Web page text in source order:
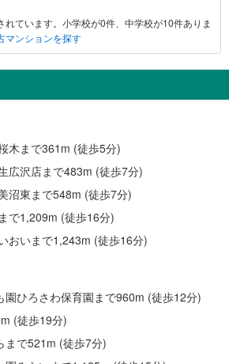
れています。小学校が0件、中学校が10件ありま
マンションを探す
木まで361m (徒歩5分)
広沢店まで483m (徒歩7分)
沼東まで548m (徒歩7分)
で1,209m (徒歩16分)
おいまで1,243m (徒歩16分)
園ひろさわ保育園まで960m (徒歩12分)
(徒歩19分)
まで521m (徒歩7分)